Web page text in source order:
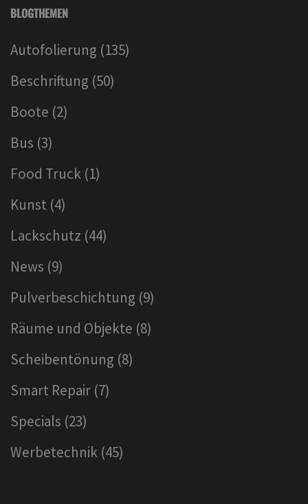
BLOGTHEMEN
Autofolierung (135)
Beschriftung (50)
Boote (2)
Bus (3)
Food Truck (1)
Kunst (4)
Lackschutz (44)
News (9)
Pulverbeschichtung (9)
Räume und Objekte (8)
Scheibentönung (8)
Smart Repair (7)
Specials (23)
Werbetechnik (45)